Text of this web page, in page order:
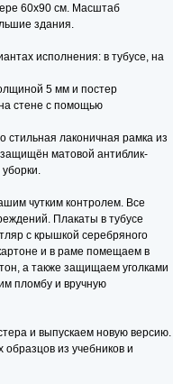
60x90 см. Масштаб
здания.
исполнения: в тубусе, на
5 мм и постер
стене с помощью
стильная лаконичная рамка из
матовой антиблик-
чутким контролем. Все
Плакаты в тубусе
с крышкой серебряного
и в раме помещаем в
а также защищаем уголками
пломбу и вручную
и выпускаем новую версию.
из учебников и